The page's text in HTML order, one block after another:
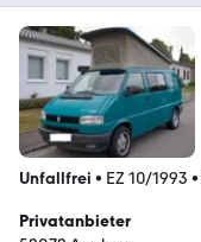
Unfallfrei • EZ 10/1993 •
Privatanbieter